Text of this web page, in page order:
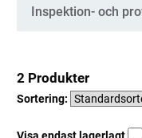
Kategorier
Inspektion- och
2 Produkter
Sortering: